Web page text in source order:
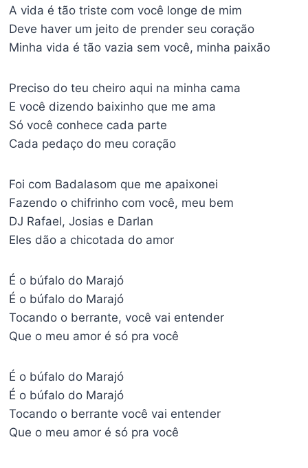
A vida é tão triste com você longe de mim
Deve haver um jeito de prender seu coração
Minha vida é tão vazia sem você, minha paixão
Preciso do teu cheiro aqui na minha cama
E você dizendo baixinho que me ama
Só você conhece cada parte
Cada pedaço do meu coração
Foi com Badalasom que me apaixonei
Fazendo o chifrinho com você, meu bem
DJ Rafael, Josias e Darlan
Eles dão a chicotada do amor
É o búfalo do Marajó
É o búfalo do Marajó
Tocando o berrante, você vai entender
Que o meu amor é só pra você
É o búfalo do Marajó
É o búfalo do Marajó
Tocando o berrante você vai entender
Que o meu amor é só pra você